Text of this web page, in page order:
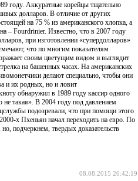
году. Аккуратные корейцы тщательно
долларов. В отличие от других
на 75 % из американского хлопка, а
– Fourdrinier. Известно, что в 2007 году
при изготовлении «супердолларов»
что по многим показателям
своим цветущим видом и выглядит
на башенных часах. На американских
делают специально, чтобы они
и их родных, но и ловит
обнаружил в 1989 году кассир одного
не такая». В 2004 году под давлением
подозревали, что при помощи этого
х Пхеньян начал переходить на евро. По
подчеркнем, твердых доказательств
08.08.2015 20:42:19